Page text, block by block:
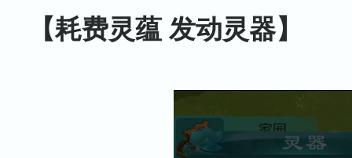
【耗费灵蕴 发动灵器】